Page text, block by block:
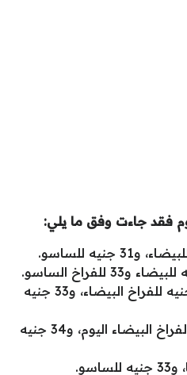
فقد جاءت وفق ما يلي:
رئيس رابطة الدواجن: 27 جنيه للفراخ البيضاء، و33 جنيه
منير السقا: 27 جنيه سعر الفراخ البيضاء اليوم، و34 جنيه